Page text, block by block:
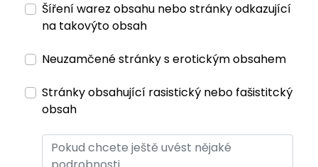
Šíření warez obsahu nebo stránky odkazující
na takovýto obsah
Neuzamčené stránky s erotickým obsahem
Stránky obsahující rasistický nebo fašistitcký
obsah